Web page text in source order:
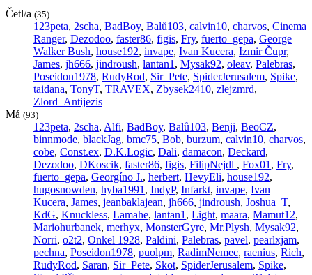
Četl/a (35)
123peta, 2scha, BadBoy, Balů103, calvin10, charvos, Cinema
Ranger, Dezodoo, faster86, figis, Fry, fuerto_gepa, George
Walker Bush, house192, invape, Ivan Kucera, Izmir Čupr,
James, jh666, jindroush, lantan1 , Mysak92, oleav, Palebras,
Poseidon1978, RudyRod, Sir_Pete, SpiderJerusalem, Spike,
taidana, TonyT, TRAVEX, Zbysek2410, zlejzmrd,
Zlord_Antijezis
Má (93)
123peta, 2scha, Alfi, BadBoy, Balů103, Benji, BeoCZ,
binnmode, blackJag, bmc75, Bob, burzum, calvin10, charvos,
cobe, Const.ex, D.K.Logic, Dali, damacon, Deckard,
Dezodoo, DKoscik, faster86, figis, FilipNejdl , Fox01 , Fry,
fuerto_gepa, Georgíno J., herbert, HevyEli, house192,
hugosnowden, hyba1991 , IndyP, Infarkt, invape, Ivan
Kucera, James, jeanbaklajean, jh666, jindroush, Joshua_T,
KdG, Knuckless, Lamahe, lantan1 , Light, maara, Mamut12,
Mariohurbanek, merhyx, MonsterGyre, Mr.Plysh, Mysak92,
Norri, o2t2, Onkel 1928, Paldini, Palebras, pavel, pearlxjam,
pechna, Poseidon1978, puolpm, RadimNemec, raenius, Rich,
RudyRod, Saran, Sir_Pete, Skot, SpiderJerusalem, Spike,